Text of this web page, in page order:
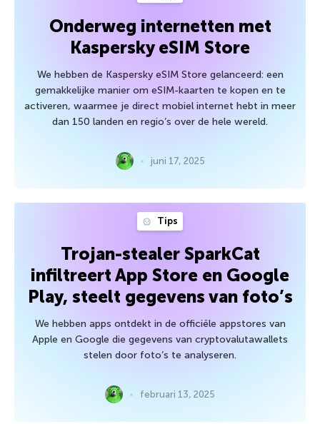
Onderweg internetten met
Kaspersky eSIM Store
We hebben de Kaspersky eSIM Store gelanceerd: een
gemakkelijke manier om eSIM-kaarten te kopen en te
activeren, waarmee je direct mobiel internet hebt in meer
dan 150 landen en regio’s over de hele wereld.
juni 17, 2025
Tips
Trojan-stealer SparkCat
infiltreert App Store en Google
Play, steelt gegevens van foto’s
We hebben apps ontdekt in de officiële appstores van
Apple en Google die gegevens van cryptovalutawallets
stelen door foto’s te analyseren.
februari 13, 2025